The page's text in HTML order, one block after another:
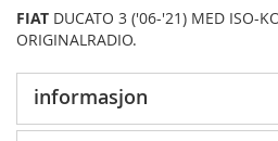
FIAT DUCATO 3 ('06-'21) MED ISO-
ORIGINALRADIO.
informasjon